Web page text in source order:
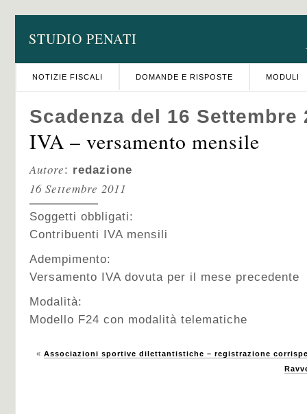
STUDIO PENATI
NOTIZIE FISCALI DOMANDE E RISPOSTE MODULI
Scadenza del 16 Settembre
IVA – versamento mensile
Autore: redazione
16 Settembre 2011
Soggetti obbligati:
Contribuenti IVA mensili
Adempimento:
Versamento IVA dovuta per il mese precedente
Modalità:
Modello F24 con modalità telematiche
« Associazioni sportive dilettantistiche – registrazione